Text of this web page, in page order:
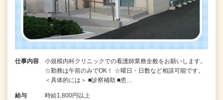
仕事内容
小規模内科クリニックでの看護師業務全般をお願いします。
☆勤務は午前のみでOK！ ☆曜日・日数など相談可能です。
＜具体的には＞ ■診察補助 ■患…
給与 時給1,800円以上